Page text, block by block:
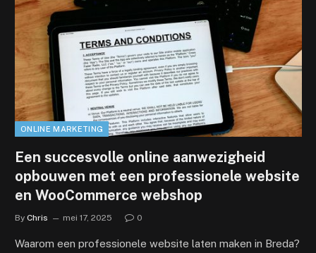
ONLINE MARKETING
Een succesvolle online aanwezigheid
opbouwen met een professionele website
en WooCommerce webshop
By Chris mei 17, 2025 0
Waarom een professionele website laten maken in Breda?